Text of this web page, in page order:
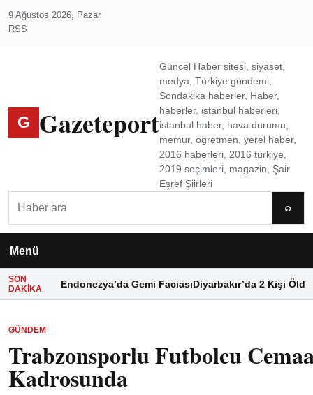
9 Ağustos 2026, Pazar
RSS
G Gazeteport
Güncel Haber sitesi, siyaset,
medya, Türkiye gündemi,
Sondakika haberler, Haber,
haberler, istanbul haberleri,
istanbul haber, hava durumu,
memur, öğretmen, yerel haber,
2016 haberleri, 2016 türkiye,
2019 seçimleri, magazin, Şair
Eşref Şiirleri
⌕
Menü
SON
DAKIKA
Endonezya’da Gemi FaciasıDiyarbakır’da 2 Kişi Öldü
GÜNDEM
Trabzonsporlu Futbolcu
Kadrosunda